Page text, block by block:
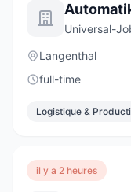
Universal-
Langenthal
full-time
Logistique &
il y a 2 heures